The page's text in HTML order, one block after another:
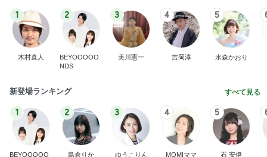
1
木村直人
2
BEYOOOOO
NDS
3
美川憲一
4
吉岡淳
5
水森かおり
新登場ランキング すべて見る
1
BEYOOOOO
2
島倉りか
3
ゆうこりん
4
MOMIママ
5
石 安伊